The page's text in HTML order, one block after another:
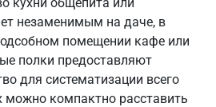
незаменимым на даче, в
помещении кафе или
полки предоставляют
для систематизации всего
можно компактно расставить